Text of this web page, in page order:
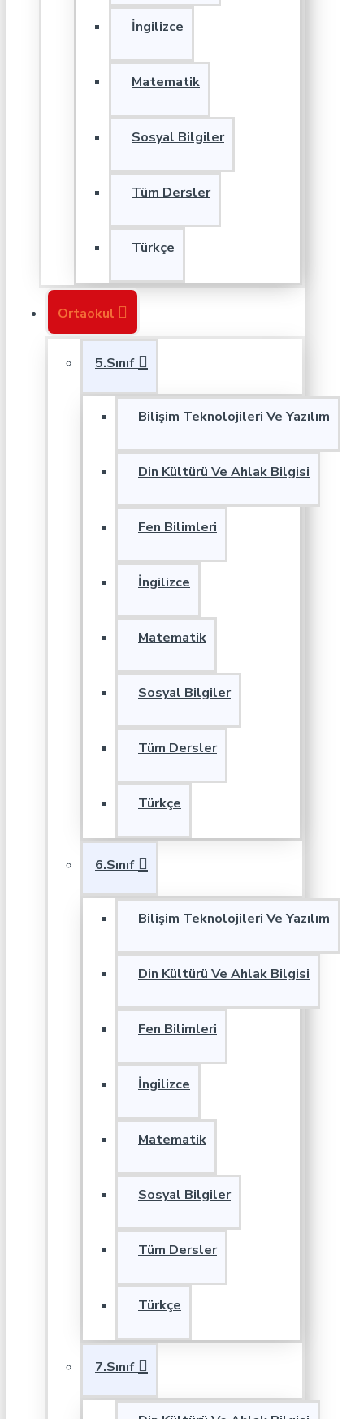
İngilizce
Matematik
Sosyal Bilgiler
Tüm Dersler
Türkçe
Ortaokul
5.Sınıf
Bilişim Teknolojileri Ve Yazılım
Din Kültürü Ve Ahlak Bilgisi
Fen Bilimleri
İngilizce
Matematik
Sosyal Bilgiler
Tüm Dersler
Türkçe
6.Sınıf
Bilişim Teknolojileri Ve Yazılım
Din Kültürü Ve Ahlak Bilgisi
Fen Bilimleri
İngilizce
Matematik
Sosyal Bilgiler
Tüm Dersler
Türkçe
7.Sınıf